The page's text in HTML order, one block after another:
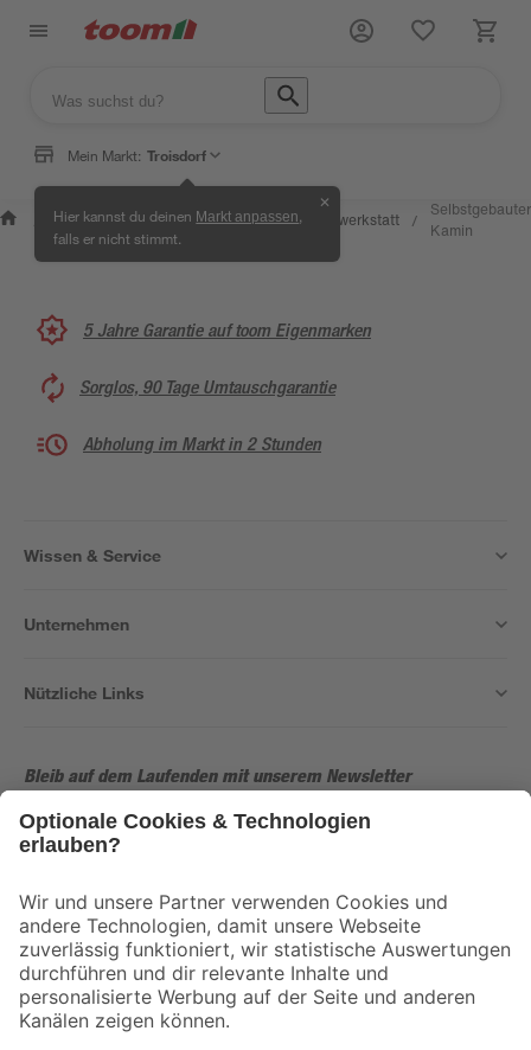
Mein Markt: Troisdorf
Hier kannst du deinen Markt anpassen
falls er nicht stimmt.
✕
Wissen &
Service
/
Selbermachen
& Ratgeber
/ Kreativwerkstatt /
Selbstgebauter
Kamin
5 Jahre Garantie auf toom Eigenmarken
Sorglos, 90 Tage Umtauschgarantie
Abholung im Markt in 2 Stunden
Wissen & Service
Unternehmen
Nützliche Links
Bleib auf dem Laufenden mit unserem Newsletter
Der toom Newsletter: Keine Angebote und Aktionen mehr verpassen!
Folge uns